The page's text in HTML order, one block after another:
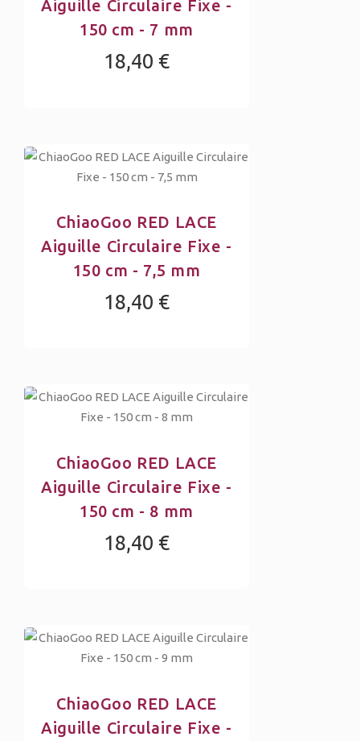
Aiguille Circulaire Fixe -
150 cm - 7 mm
18,40 €
ChiaoGoo RED LACE
Aiguille Circulaire Fixe -
150 cm - 7,5 mm
18,40 €
ChiaoGoo RED LACE
Aiguille Circulaire Fixe -
150 cm - 8 mm
18,40 €
ChiaoGoo RED LACE
Aiguille Circulaire Fixe -